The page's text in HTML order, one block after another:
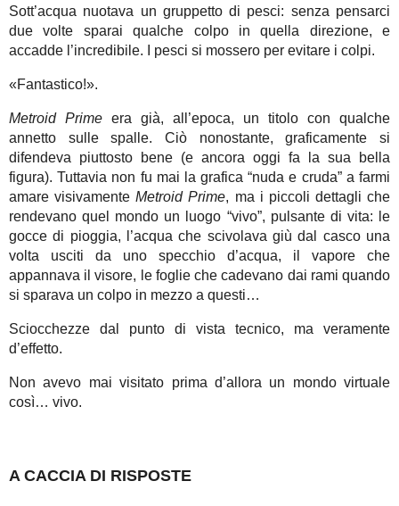
Sott’acqua nuotava un gruppetto di pesci: senza pensarci
due volte sparai qualche colpo in quella direzione, e
accadde l’incredibile. I pesci si mossero per evitare i colpi.
«Fantastico!».
Metroid Prime era già, all’epoca, un titolo con qualche
annetto sulle spalle. Ciò nonostante, graficamente si
difendeva piuttosto bene (e ancora oggi fa la sua bella
figura). Tuttavia non fu mai la grafica “nuda e cruda” a farmi
amare visivamenteMetroid Prime, ma i piccoli dettagli che
rendevano quel mondo un luogo “vivo”, pulsante di vita: le
gocce di pioggia, l’acqua che scivolava giù dal casco una
volta usciti da uno specchio d’acqua, il vapore che
appannava il visore, le foglie che cadevano dai rami quando
si sparava un colpo in mezzo a questi…
Sciocchezze dal punto di vista tecnico, ma veramente
d’effetto.
Non avevo mai visitato prima d’allora un mondo virtuale
così… vivo.
A CACCIA DI RISPOSTE